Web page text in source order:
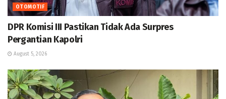
OTOMOTIF
DPR Komisi III Pastikan Tidak Ada Surpres
Pergantian Kapolri
August 5, 2026